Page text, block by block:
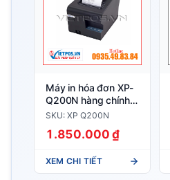
Máy in hóa đơn XP-
Q200N hàng chính
hãng
SKU: XP Q200N
1.850.000 ₫
XEM CHI TIẾT